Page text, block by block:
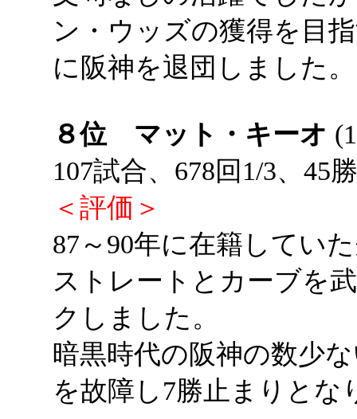
ン・ウッズの獲得を目
に阪神を退団しました。
８位 マット・キーオ
107試合、678回1/3、45
＜評価＞
87～90年に在籍してい
ストレートとカーブを
クしました。
暗黒時代の阪神の数少
を故障し7勝止まりとな